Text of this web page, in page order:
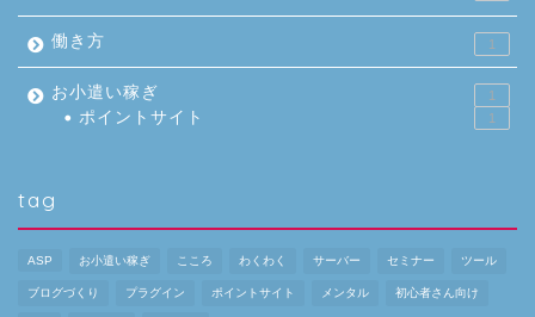
働き方 1
お小遣い稼ぎ 1
ポイントサイト 1
tag
ASP お小遣い稼ぎ こころ わくわく サーバー セミナー ツール
ブログづくり プラグイン ポイントサイト メンタル 初心者さん向け